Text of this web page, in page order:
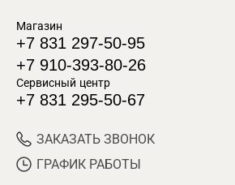
Магазин
+7 831 297-50-95
+7 910-393-80-26
Сервисный центр
+7 831 295-50-67
ЗАКАЗАТЬ ЗВОНОК
ГРАФИК РАБОТЫ